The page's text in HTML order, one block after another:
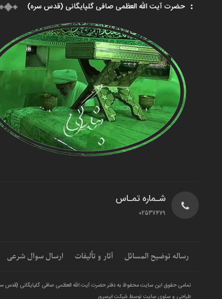
حضرت آیت الله العظمی صافی گلپایگانی (قدس سره)
شـماره تمـاس
02537479
رساله توضیح المسائل آثار و تألیفات ارسال سوال شرعی
تمامی حقوق این سایت محفوظ به دفتر حضرت آیت الله العظمی صافی گلپایگانی (قدس
طراحی و سئوی سایت توسط شرکت ابرسرور